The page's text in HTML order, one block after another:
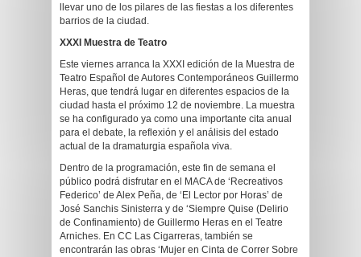
llevar uno de los pilares de las fiestas a los diferentes
barrios de la ciudad.
XXXI Muestra de Teatro
Este viernes arranca la XXXI edición de la Muestra de
Teatro Español de Autores Contemporáneos Guillermo
Heras, que tendrá lugar en diferentes espacios de la
ciudad hasta el próximo 12 de noviembre. La muestra
se ha configurado ya como una importante cita anual
para el debate, la reflexión y el análisis del estado
actual de la dramaturgia española viva.
Dentro de la programación, este fin de semana el
público podrá disfrutar en el MACA de ‘Recreativos
Federico’ de Alex Peña, de ‘El Lector por Horas’ de
José Sanchis Sinisterra y de ‘Siempre Quise (Delirio
de Confinamiento) de Guillermo Heras en el Teatre
Arniches. En CC Las Cigarreras, también se
encontrarán las obras ‘Mujer en Cinta de Correr Sobre